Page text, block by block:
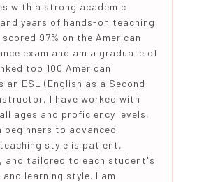
with a strong academic
years of hands-on teaching
scored 97% on the American
exam and am a graduate of
top 100 American
an ESL (English as a Second
I have worked with
ages and proficiency levels,
beginners to advanced
teaching style is patient,
and tailored to each student's
and learning style. I am